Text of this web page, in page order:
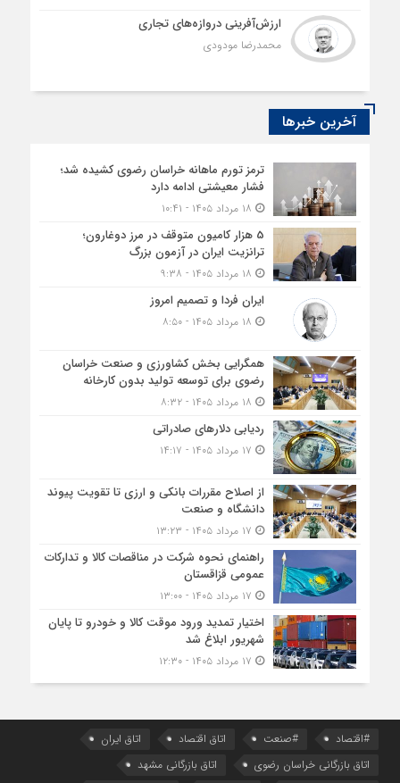
ارزش‌آفرینی دروازه‌های تجاری
محمدرضا مودودی
آخرین خبرها
ترمز تورم ماهانه خراسان رضوی کشیده شد؛
فشار معیشتی ادامه دارد
5 هزار کامیون متوقف در مرز دوغارون؛
ترانزیت ایران در آزمون بزرگ
ایران فردا و تصمیم امروز
همگرایی بخش کشاورزی و صنعت خراسان
رضوی برای توسعه تولید بدون کارخانه
ردیابی دلارهای صادراتی
از اصلاح مقررات بانکی و ارزی تا تقویت پیوند
دانشگاه و صنعت
راهنمای نحوه شرکت در مناقصات کالا و تدارکات
عمومی قزاقستان
اختیار تمدید ورود موقت کالا و خودرو تا پایان
شهریور ابلاغ شد
#اقتصاد #صنعت اتاق اقتصاد
اتاق ایران
اتاق بازرگانی خراسان رضوی
اتاق بازرگانی مشهد